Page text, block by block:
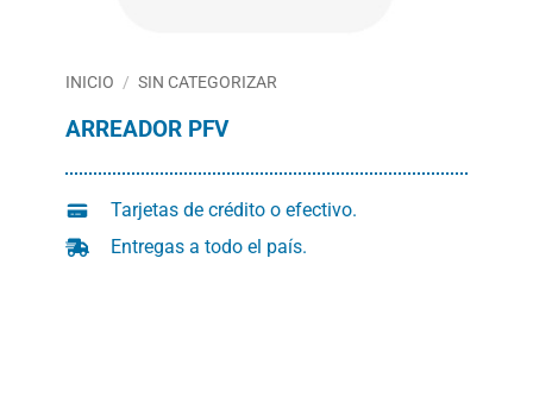
INICIO / SIN CATEGORIZAR
ARREADOR PFV
Tarjetas de crédito o efectivo.
Entregas a todo el país.